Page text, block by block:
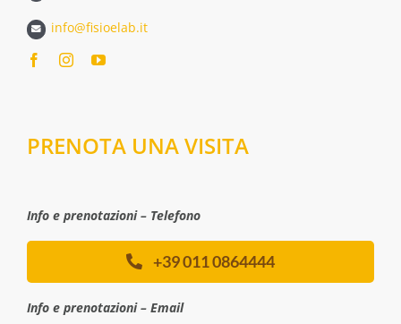
info@fisioelab.it
PRENOTA UNA VISITA
Info e prenotazioni – Telefono
+39 011 0864444
Info e prenotazioni – Email